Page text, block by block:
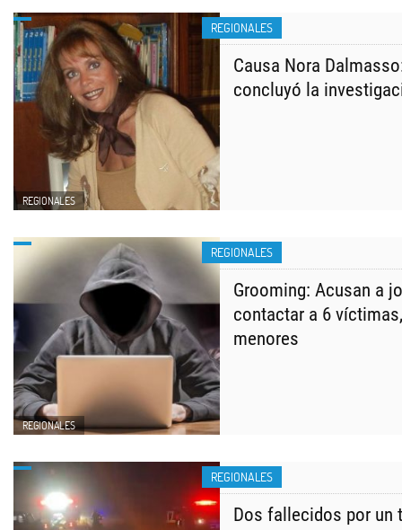
REGIONALES
REGIONALES
Causa Nora
concluyó la
REGIONALES
REGIONALES
Grooming: Acusan a
contactar a 6
menores
REGIONALES
Dos fallecidos por un